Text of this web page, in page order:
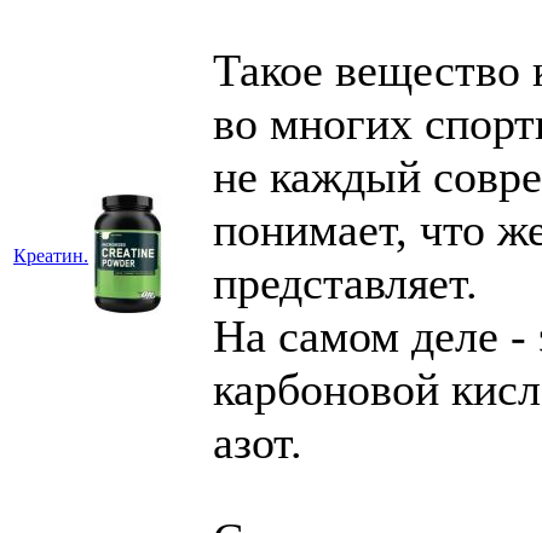
Креатин.
Такое вещество
во многих
не каждый
понимает, что
представляет.
На самом деле -
карбоновой
азот.